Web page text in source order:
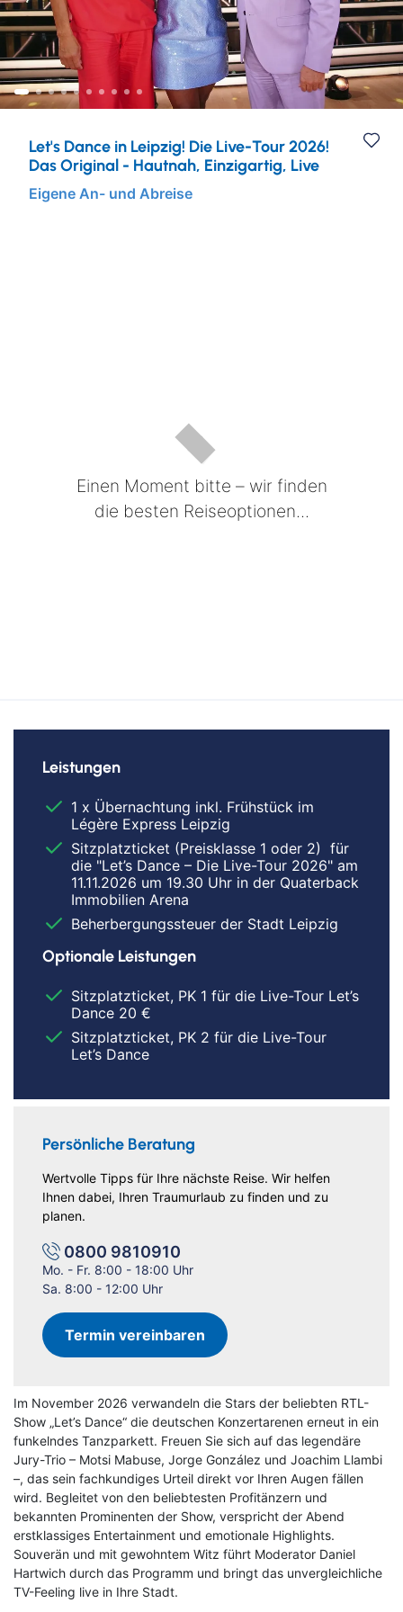
Städtereisen
Eventreisen
Musicalreisen
Elbphilharmonie Hamburg
Ruhr & Rhein
Europa
Mein Schiff Kombireisen
Mein Schiff Kreuzfahrten
Mosel Kreuzfahrten
Rhein Kreuzfahrten
Let's Dance in Leipzig! Die Live-Tour 2026!
Das Original - Hautnah, Einzigartig, Live
Eigene An- und Abreise
Einen Moment bitte – wir finden
die besten Reiseoptionen...
Im November 2026 verwandeln die Stars der beliebten RTL-
Show „Let’s Dance“ die deutschen Konzertarenen erneut in ein
funkelndes Tanzparkett. Freuen Sie sich auf das legendäre
Jury-Trio – Motsi Mabuse, Jorge González und Joachim Llambi
–, das sein fachkundiges Urteil direkt vor Ihren Augen fällen
wird. Begleitet von den beliebtesten Profitänzern und
bekannten Prominenten der Show, verspricht der Abend
erstklassiges Entertainment und emotionale Highlights.
Souverän und mit gewohntem Witz führt Moderator Daniel
Hartwich durch das Programm und bringt das unvergleichliche
TV-Feeling live in Ihre Stadt.
Leistungen
1 x Übernachtung inkl. Frühstück im
Légère Express Leipzig
Sitzplatzticket (Preisklasse 1 oder 2) für
die "Let’s Dance – Die Live-Tour 2026" am
11.11.2026 um 19.30 Uhr in der Quaterback
Immobilien Arena
Beherbergungssteuer der Stadt Leipzig
Optionale Leistungen
Sitzplatzticket, PK 1 für die Live-Tour Let’s
Dance 20 €
Sitzplatzticket, PK 2 für die Live-Tour
Let’s Dance
Persönliche Beratung
Wertvolle Tipps für Ihre nächste Reise. Wir helfen
Ihnen dabei, Ihren Traumurlaub zu finden und zu
planen.
0800 9810910
Mo. - Fr. 8:00 - 18:00 Uhr
Sa. 8:00 - 12:00 Uhr
Termin vereinbaren